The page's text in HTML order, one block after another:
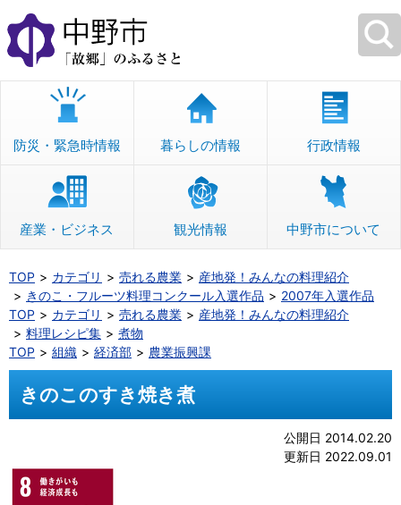
本
文
へ
移
防災・緊急時情報 暮らしの情報 行政情報
産業・ビジネス 観光情報 中野市について
TOP カテゴリ 売れる農業
産地発！みんなの料理紹介
きのこ・フルーツ料理コンクール入選作品
2007年入選作品
TOP
カテゴリ 売れる農業
産地発！みんなの料理紹介
料理レシピ集
煮物
TOP
組織 経済部 農業振興課
きのこのすき焼き煮
公開日 2014.02.20
更新日 2022.09.01